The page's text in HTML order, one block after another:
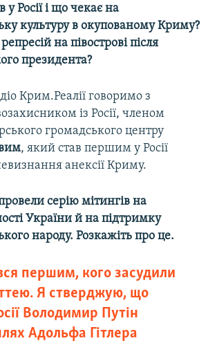
у Росії і що чекає на
культуру в окупованому Криму?
на півострові після
президента?
Крим.Реалії говоримо з
із Росії, членом
громадського центру
, який став першим у Росії
анексії Криму.
серію мітингів на
України й на підтримку
народу. Розкажіть про це.
першим, кого засудили
Я стверджую, що
Володимир Путін
Адольфа Гітлера